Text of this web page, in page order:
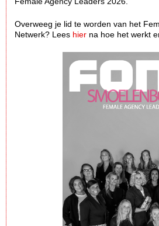
Overweeg je lid te worden van het
Netwerk? Lees hier na hoe het werkt